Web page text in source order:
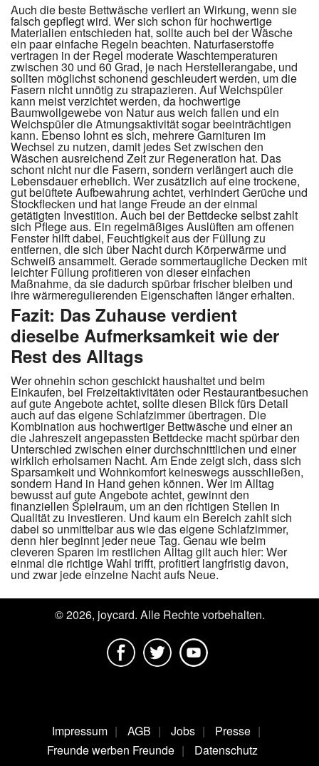
Auch die beste Bettwäsche verliert an Wirkung, wenn sie
falsch gepflegt wird. Wer sich schon für hochwertige
Materialien entschieden hat, sollte auch bei der Wäsche
ein paar einfache Regeln beachten. Naturfaserstoffe
vertragen in der Regel moderate Waschtemperaturen
zwischen 30 und 60 Grad, je nach Herstellerangabe, und
sollten möglichst schonend geschleudert werden, um die
Fasern nicht unnötig zu strapazieren. Auf Weichspüler
kann meist verzichtet werden, da hochwertige
Baumwollgewebe von Natur aus weich fallen und ein
Weichspüler die Atmungsaktivität sogar beeinträchtigen
kann. Ebenso lohnt es sich, mehrere Garnituren im
Wechsel zu nutzen, damit jedes Set zwischen den
Wäschen ausreichend Zeit zur Regeneration hat. Das
schont nicht nur die Fasern, sondern verlängert auch die
Lebensdauer erheblich. Wer zusätzlich auf eine trockene,
gut belüftete Aufbewahrung achtet, verhindert Gerüche und
Stockflecken und hat lange Freude an der einmal
getätigten Investition. Auch bei der Bettdecke selbst zahlt
sich Pflege aus. Ein regelmäßiges Auslüften am offenen
Fenster hilft dabei, Feuchtigkeit aus der Füllung zu
entfernen, die sich über Nacht durch Körperwärme und
Schweiß ansammelt. Gerade sommertaugliche Decken mit
leichter Füllung profitieren von dieser einfachen
Maßnahme, da sie dadurch spürbar frischer bleiben und
ihre wärmeregulierenden Eigenschaften länger erhalten.
Fazit: Das Zuhause verdient
dieselbe Aufmerksamkeit wie der
Rest des Alltags
Wer ohnehin schon geschickt haushaltet und beim
Einkaufen, bei Freizeitaktivitäten oder Restaurantbesuchen
auf gute Angebote achtet, sollte diesen Blick fürs Detail
auch auf das eigene Schlafzimmer übertragen. Die
Kombination aus hochwertiger Bettwäsche und einer an
die Jahreszeit angepassten Bettdecke macht spürbar den
Unterschied zwischen einer durchschnittlichen und einer
wirklich erholsamen Nacht. Am Ende zeigt sich, dass sich
Sparsamkeit und Wohnkomfort keineswegs ausschließen,
sondern Hand in Hand gehen können. Wer im Alltag
bewusst auf gute Angebote achtet, gewinnt den
finanziellen Spielraum, um an den richtigen Stellen in
Qualität zu investieren. Und kaum ein Bereich zahlt sich
dabei so unmittelbar aus wie das eigene Schlafzimmer,
denn hier beginnt jeder neue Tag. Genau wie beim
cleveren Sparen im restlichen Alltag gilt auch hier: Wer
einmal die richtige Wahl trifft, profitiert langfristig davon,
und zwar jede einzelne Nacht aufs Neue.
© 2026, joycard. Alle Rechte vorbehalten.
Impressum AGB Jobs
Presse
Freunde werben Freunde
Datenschutz